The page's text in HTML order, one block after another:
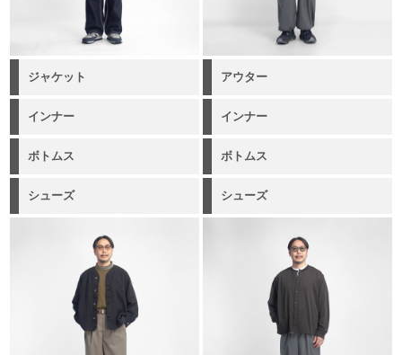
ジャケット アウター
インナー インナー
ボトムス ボトムス
シューズ シューズ